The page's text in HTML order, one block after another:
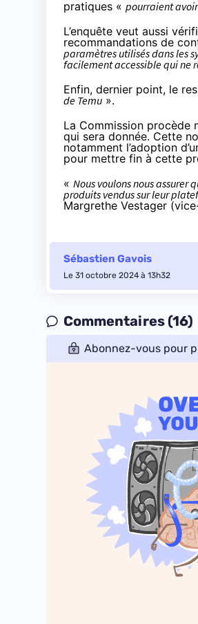
pratiques « pourraient
L’enquête veut aussi
recommandations de
paramètres utilisés dans les
facilement accessible qui ne
Enfin, dernier point, le
de Temu ».
La Commission procède
qui sera donnée. Cette
notamment l’adoption
pour mettre fin à cette
« Nous voulons nous assurer
produits vendus sur leur
Margrethe Vestager
Sébastien Gavois
Le 31 octobre 2024 à 13h32
Commentaires (16)
Abonnez-vous pour